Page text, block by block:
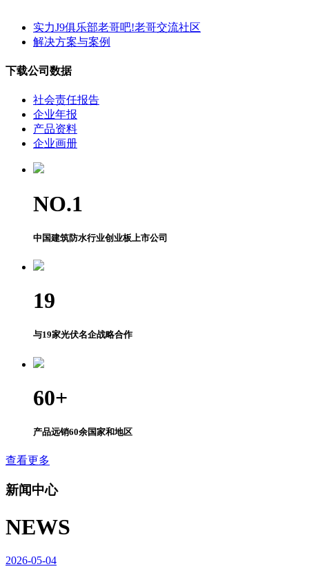
实力J9俱乐部老哥吧!老哥交流社区
解决方案与案例
下载公司数据
社会责任报告
企业年报
产品资料
企业画册
NO.1
中国建筑防水行业创业板上市公司
19
与19家光伏名企战略合作
60+
产品远销60余国家和地区
查看更多
新闻中心
NEWS
2026-05-04